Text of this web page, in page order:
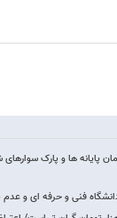
پایانه ها و پارک سوارهای
فنی و حرفه ای و